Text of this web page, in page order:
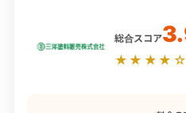
総合スコア
★★★★☆